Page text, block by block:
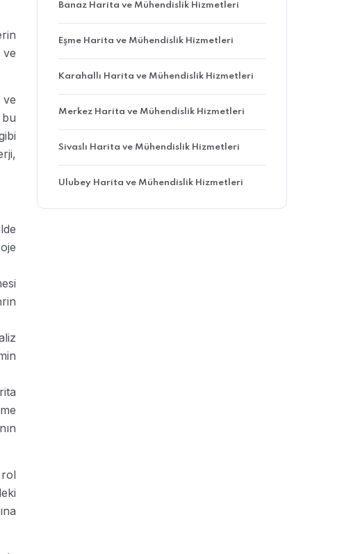
ve
Banaz Harita ve Mühendislik Hizmetleri
Eşme Harita ve Mühendislik Hizmetleri
Karahallı Harita ve Mühendislik Hizmetleri
Merkez Harita ve Mühendislik Hizmetleri
Sivaslı Harita ve Mühendislik Hizmetleri
Ulubey Harita ve Mühendislik Hizmetleri